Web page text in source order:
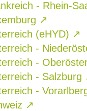
- Rhein-
↗
(eHYD) ↗
-
-
- Salzburg
-
↗